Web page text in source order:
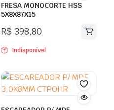
FRESA MONOCORTE HSS
5X8X87X15
R$ 398,80
Indisponível